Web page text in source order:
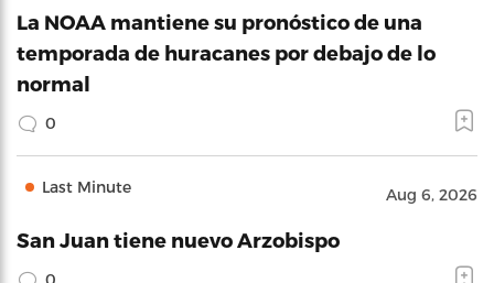
La NOAA mantiene su pronóstico de una
temporada de huracanes por debajo de lo
normal
0
Last Minute Aug 6, 2026
San Juan tiene nuevo Arzobispo
0